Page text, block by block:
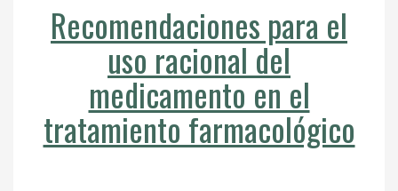
Recomendaciones para el
uso racional del
medicamento en el
tratamiento farmacológico